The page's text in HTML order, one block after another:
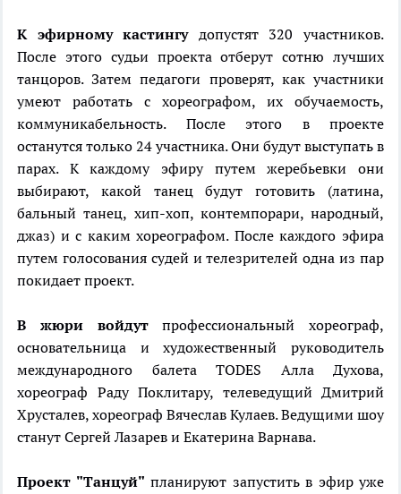
К эфирному кастингудопустят 320 участников.
После этого судьи проекта отберут сотню лучших
танцоров. Затем педагоги проверят, как участники
умеют работать с хореографом, их обучаемость,
коммуникабельность. После этого в проекте
останутся только 24 участника. Они будут выступать в
парах. К каждому эфиру путем жеребьевки они
выбирают, какой танец будут готовить (латина,
бальный танец, хип-хоп, контемпорари, народный,
джаз) и с каким хореографом. После каждого эфира
путем голосования судей и телезрителей одна из пар
покидает проект.
В жюри войдутпрофессиональный хореограф,
основательница и художественный руководитель
международного балета TODES Алла Духова,
хореограф Раду Поклитару, телеведущий Дмитрий
Хрусталев, хореограф Вячеслав Кулаев. Ведущими шоу
станут Сергей Лазарев и Екатерина Варнава.
Проект "Танцуй" планируют запустить в эфир уже